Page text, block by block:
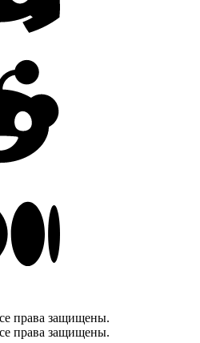
права защищены.
права защищены.